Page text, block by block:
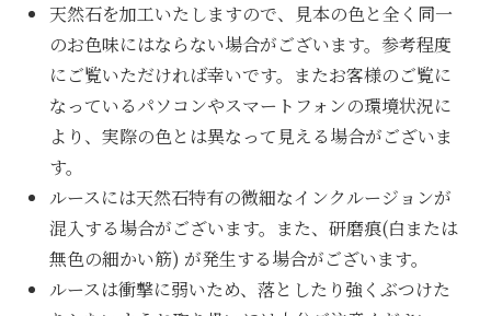
天然石を加工いたしますので、見本の色と全く同一
のお色味にはならない場合がございます。参考程度
にご覧いただければ幸いです。またお客様のご覧に
なっているパソコンやスマートフォンの環境状況に
より、実際の色とは異なって見える場合がございま
す。
ルースには天然石特有の微細なインクルージョンが
混入する場合がございます。また、研磨痕(白または
無色の細かい筋) が発生する場合がございます。
ルースは衝撃に弱いため、落としたり強くぶつけた